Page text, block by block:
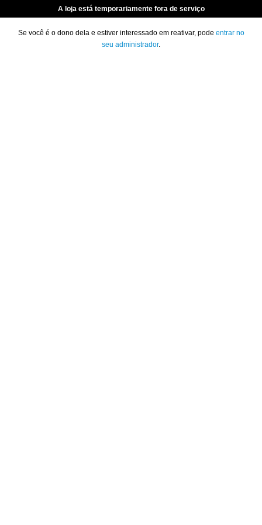
A loja está temporariamente fora de serviço
Se você é o dono dela e estiver interessado em reativar, pode entrar no
seu administrador.